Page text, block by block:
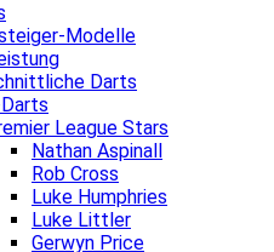
Modelle
Darts
League Stars
Nathan Aspinall
Rob Cross
Luke Humphries
Luke Littler
Gerwyn Price